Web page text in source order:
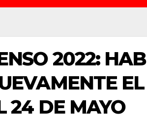
2022:
24 DE MAYO